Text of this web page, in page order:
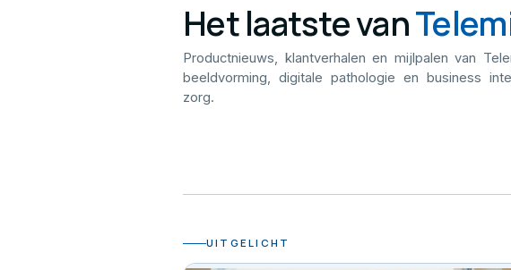
Het laatste van
Productnieuws, klantverhalen en mijlpalen van
beeldvorming, digitale pathologie en business
zorg.
UITGELICHT